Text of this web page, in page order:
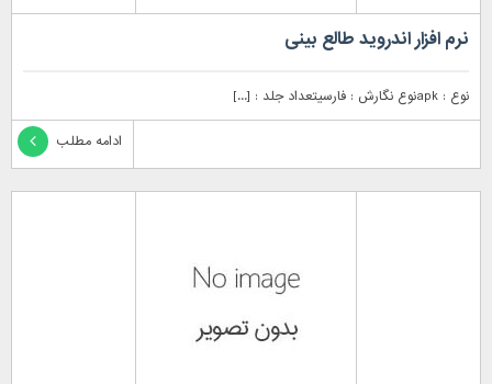
نرم افزار اندروید طالع بینی
نوع : apkنوع نگارش : فارسیتعداد جلد : [...]
ادامه مطلب